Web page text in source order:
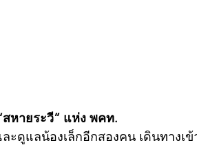
หายระวี” แห่ง พคท.
ะดูแลน้องเล็กอีกสองคน เดินทางเ